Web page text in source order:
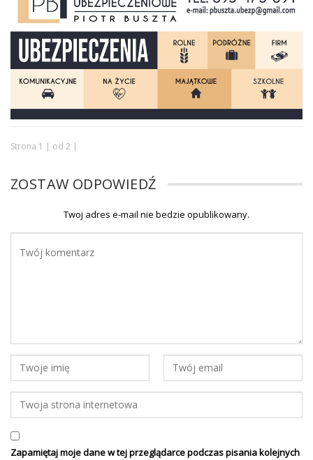
Strona 1 | od 2 |
ZOSTAW ODPOWIEDŹ
Twoj adres e-mail nie bedzie opublikowany.
Zapamiętaj moje dane w tej przeglądarce podczas pisania kolejnych